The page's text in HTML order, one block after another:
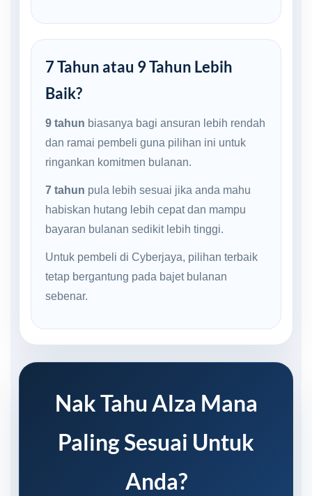
7 Tahun atau 9 Tahun Lebih
Baik?
9 tahun biasanya bagi ansuran lebih rendah
dan ramai pembeli guna pilihan ini untuk
ringankan komitmen bulanan.
7 tahun pula lebih sesuai jika anda mahu
habiskan hutang lebih cepat dan mampu
bayaran bulanan sedikit lebih tinggi.
Untuk pembeli di Cyberjaya, pilihan terbaik
tetap bergantung pada bajet bulanan
sebenar.
Nak Tahu Alza Mana
Paling Sesuai Untuk
Anda?